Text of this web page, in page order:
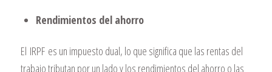
Rendimientos del ahorro
El IRPFes un impuesto dual, lo que significa que las rentas del
trabajo tributan por un lado y los rendimientos del ahorro o las